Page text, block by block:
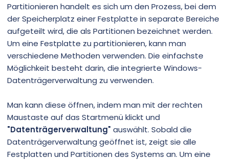
Partitionieren handelt es sich um den Prozess, bei dem
der Speicherplatz einer Festplatte in separate Bereiche
aufgeteilt wird, die als Partitionen bezeichnet werden.
Um eine Festplatte zu partitionieren, kann man
verschiedene Methoden verwenden. Die einfachste
Möglichkeit besteht darin, die integrierte Windows-
Datenträgerverwaltung zu verwenden.
Man kann diese öffnen, indem man mit der rechten
Maustaste auf das Startmenü klickt und
"Datenträgerverwaltung" auswählt. Sobald die
Datenträgerverwaltung geöffnet ist, zeigt sie alle
Festplatten und Partitionen des Systems an. Um eine